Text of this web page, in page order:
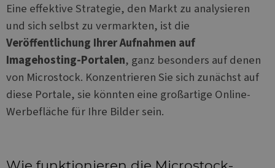
Eine effektive Strategie, den Markt zu analysieren
und sich selbst zu vermarkten, ist die
Veröffentlichung Ihrer Aufnahmen auf
Imagehosting-Portalen, ganz besonders auf denen
von Microstock. Konzentrieren Sie sich zunächst auf
diese Portale, sie könnten eine großartige Online-
Werbefläche für Ihre Bilder sein.